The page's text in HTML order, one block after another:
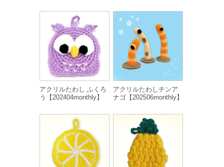
アクリルたわし ふくろ
う【202404monthly】
アクリルたわしチンア
ナゴ【202506monthly】